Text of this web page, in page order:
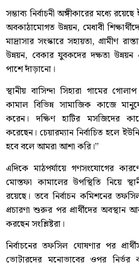
সম্ভাব্য নির্বাচনী অঙ্গীকারের মধ্যে
অবকাঠামোগত উন্নয়ন, মেধাবী
মাদ্রাসার সংস্কারে সহায়তা, গ্রামীণ
উন্নয়ন, বেকার যুবকদের দক্ষতা
পাশে দাঁড়ানো।
স্থানীয় বাসিন্দা সিহারা গামের
কামাল বিভিন্ন সামাজিক কাজে
করেন। দক্ষিণ হাটির মসজিদের
করেছেন। চেয়ারম্যান নির্বাচিত হলে
হবে বলে আমরা আশা করি।”
এদিকে মাঠপর্যায়ে গণসংযোগের কারণে
মোস্তফা কামালের উপস্থিতি নিয়ে
রয়েছে। তবে নির্বাচন কমিশনের
প্রচারণা শুরুর পর প্রার্থীদের অবস্থান
করছেন সংশ্লিষ্টরা।
নির্বাচনের তফসিল ঘোষণার পর
ভোটারদের মনোভাবের ওপর নির্ভর